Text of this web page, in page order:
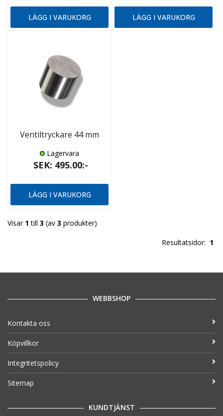
LÄGG I VARUKORG LÄGG I VARUKORG
Ventiltryckare 44 mm
Lagervara
SEK: 495.00:-
LÄGG I VARUKORG
Visar 1 till 3 (av 3 produkter)
Resultatsidor: 1
WEBBSHOP
Kontakta oss
Köpvillkor
Integritetspolicy
Sitemap
KUNDTJÄNST